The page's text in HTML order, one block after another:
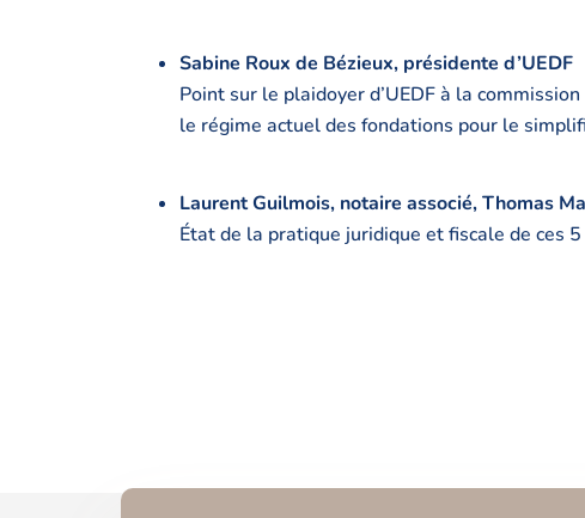
Sabine Roux de Bézieux, présidente d’UEDF
Point sur le plaidoyer d’UEDF à la
le régime actuel des fondations pour le
Laurent Guilmois, notaire associé, Thomas
État de la pratique juridique et fiscale de ces